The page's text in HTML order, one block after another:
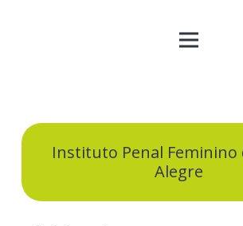
Instituto Penal Feminino
Alegre